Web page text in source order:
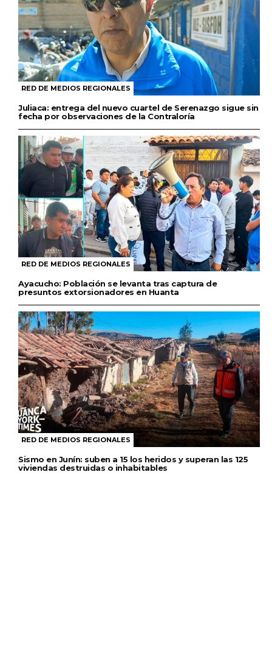
RED DE MEDIOS REGIONALES
Juliaca: entrega del nuevo cuartel de Serenazgo sigue sin
fecha por observaciones de la Contraloría
RED DE MEDIOS REGIONALES
Ayacucho: Población se levanta tras captura de
presuntos extorsionadores en Huanta
RED DE MEDIOS REGIONALES
Sismo en Junín: suben a 15 los heridos y superan las 125
viviendas destruidas o inhabitables